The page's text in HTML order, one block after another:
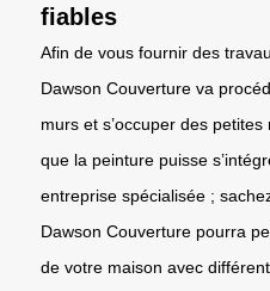
fiables
Afin de vous fournir des
Dawson Couverture va
murs et s’occuper des
que la peinture puisse
entreprise spécialisée ;
Dawson Couverture pourra
de votre maison avec